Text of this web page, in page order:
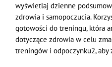
wyświetlaj dzienne
zdrowia i samopoczucia.
gotowości do treningu, która
dotyczące zdrowia w celu
treningów i odpoczynku2,